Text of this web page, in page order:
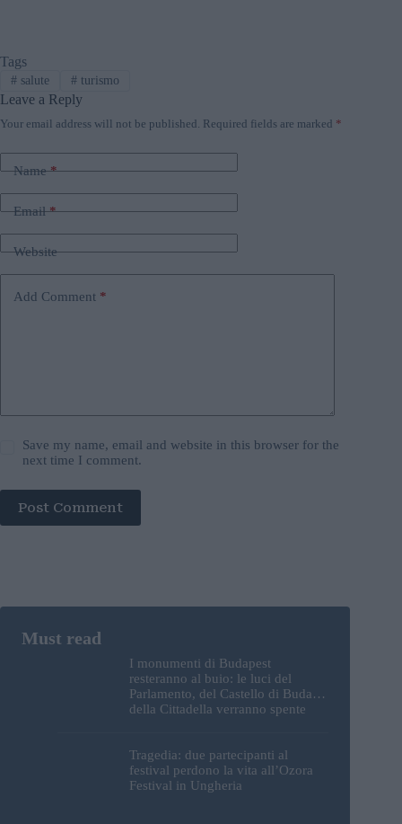
Tags
#salute #turismo
Leave a Reply
Your email address will not be published. Required fields are marked *
Name*
Email*
Website
Add Comment *
Save my name, email and website in this browser for the
next time I comment.
Post Comment
I monumenti di Budapest
resteranno al buio: le luci del
Parlamento, del Castello di Buda e
della Cittadella verranno spente
Tragedia: due partecipanti al
festival perdono la vita all’Ozora
Festival in Ungheria